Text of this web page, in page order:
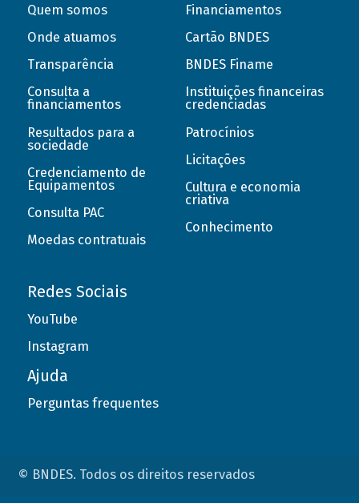
Quem somos
Onde atuamos
Transparência
Consulta a
financiamentos
Resultados para a
sociedade
Credenciamento de
Equipamentos
Consulta PAC
Moedas contratuais
Financiamentos
Cartão BNDES
BNDES Finame
Instituições financeiras
credenciadas
Patrocínios
Licitações
Cultura e economia
criativa
Conhecimento
Redes Sociais
YouTube
Instagram
Ajuda
Perguntas frequentes
© BNDES. Todos os direitos reservados